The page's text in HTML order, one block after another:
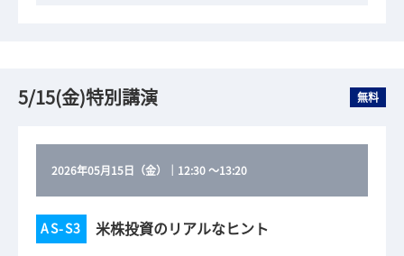
5/15(金)特別講演 無料
2026年05月15日（金） ｜ 12:30～13:20
AS-S3 米株投資のリアルなヒント